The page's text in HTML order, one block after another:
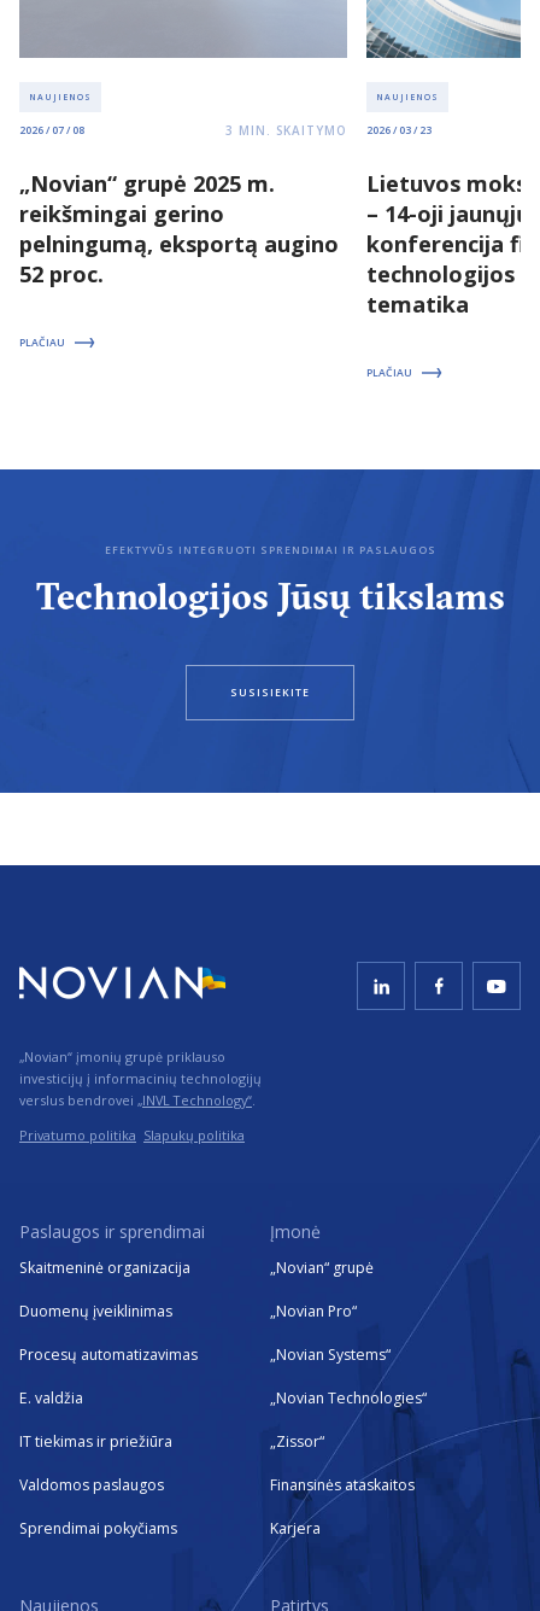
NAUJIENOS
2026 / 07 / 08 3 MIN. SKAITYMO
„Novian“ grupė 2025 m.
reikšmingai gerino
pelningumą, eksportą augino
52 proc.
PLAČIAU
NAUJIENOS
2026 / 03 / 23
Lietuvos
– 14-oji
konferencija
technologijos
tematika
PLAČIAU
EFEKTYVŪS INTEGRUOTI SPRENDIMAI IR PASLAUGOS
Technologijos Jūsų tikslams
SUSISIEKITE
„Novian“ įmonių grupė priklauso
investicijų į informacinių technologijų
verslus bendrovei „INVL Technology“.
Privatumo politika Slapukų politika
Paslaugos ir sprendimai
Skaitmeninė organizacija
Duomenų įveiklinimas
Procesų automatizavimas
E. valdžia
IT tiekimas ir priežiūra
Valdomos paslaugos
Sprendimai pokyčiams
Įmonė
„Novian“ grupė
„Novian Pro“
„Novian Systems“
„Novian Technologies“
„Zissor“
Finansinės ataskaitos
Karjera
Naujienos Patirtys